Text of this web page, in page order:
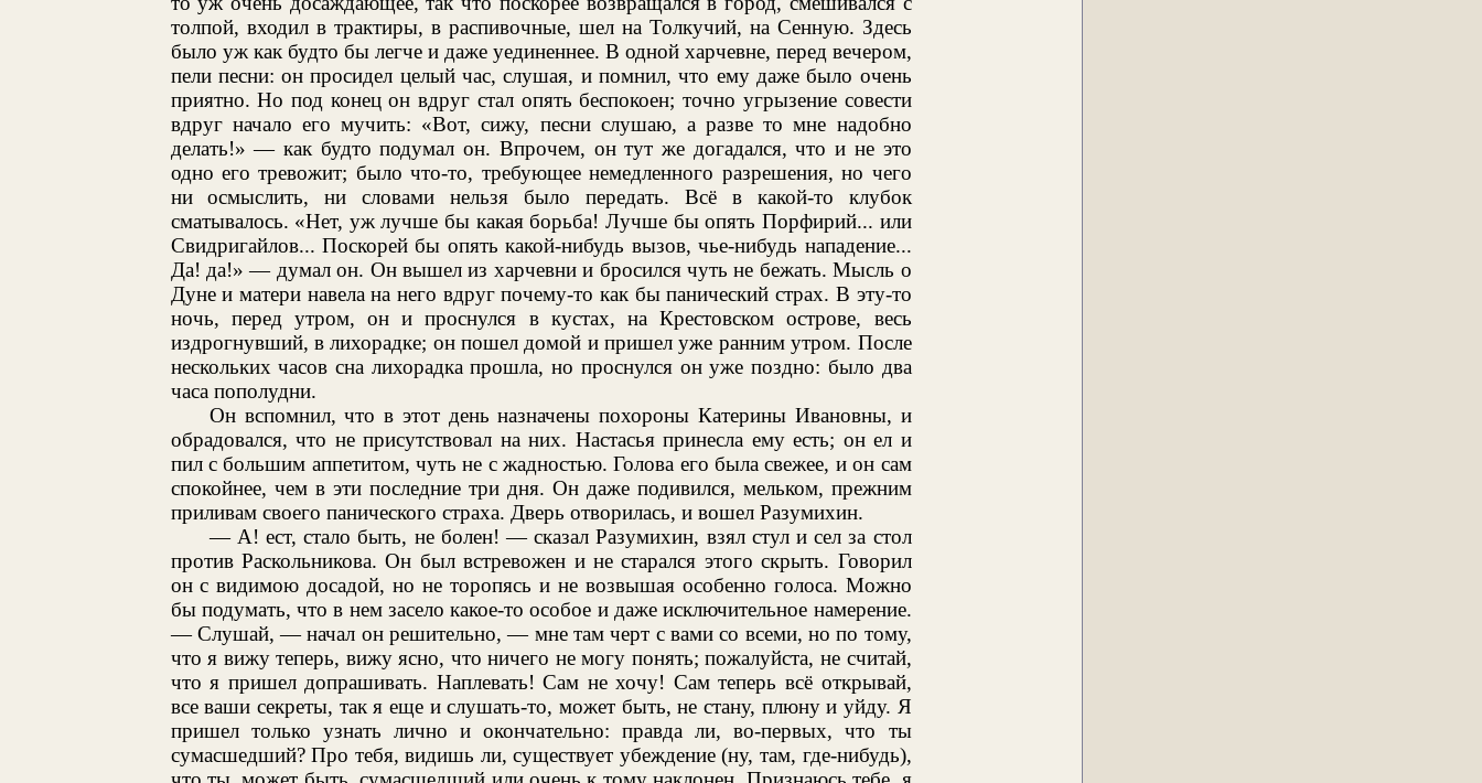
толпой, входил в трактиры, в распивочные, шел на Толкучий, на Сенную. Здесь
было уж как будто бы легче и даже уединеннее. В одной харчевне, перед вечером,
пели песни: он просидел целый час, слушая, и помнил, что ему даже было очень
приятно. Но под конец он вдруг стал опять беспокоен; точно угрызение совести
вдруг начало его мучить: «Вот, сижу, песни слушаю, а разве то мне надобно
делать!» — как будто подумал он. Впрочем, он тут же догадался, что и не это
одно его тревожит; было что-то, требующее немедленного разрешения, но чего
ни осмыслить, ни словами нельзя было передать. Всё в какой-то клубок
сматывалось. «Нет, уж лучше бы какая борьба! Лучше бы опять Порфирий... или
Свидригайлов... Поскорей бы опять какой-нибудь вызов, чье-нибудь нападение...
Да! да!» — думал он. Он вышел из харчевни и бросился чуть не бежать. Мысль о
Дуне и матери навела на него вдруг почему-то как бы панический страх. В эту-то
ночь, перед утром, он и проснулся в кустах, на Крестовском острове, весь
издрогнувший, в лихорадке; он пошел домой и пришел уже ранним утром. После
нескольких часов сна лихорадка прошла, но проснулся он уже поздно: было два
часа пополудни.
Он вспомнил, что в этот день назначены похороны Катерины Ивановны, и
обрадовался, что не присутствовал на них. Настасья принесла ему есть; он ел и
пил с большим аппетитом, чуть не с жадностью. Голова его была свежее, и он сам
спокойнее, чем в эти последние три дня. Он даже подивился, мельком, прежним
приливам своего панического страха. Дверь отворилась, и вошел Разумихин.
— А! ест, стало быть, не болен! — сказал Разумихин, взял стул и сел за стол
против Раскольникова. Он был встревожен и не старался этого скрыть. Говорил
он с видимою досадой, но не торопясь и не возвышая особенно голоса. Можно
бы подумать, что в нем засело какое-то особое и даже исключительное намерение.
— Слушай, — начал он решительно, — мне там черт с вами со всеми, но по тому,
что я вижу теперь, вижу ясно, что ничего не могу понять; пожалуйста, не считай,
что я пришел допрашивать. Наплевать! Сам не хочу! Сам теперь всё открывай,
все ваши секреты, так я еще и слушать-то, может быть, не стану, плюну и уйду. Я
пришел только узнать лично и окончательно: правда ли, во-первых, что ты
сумасшедший? Про тебя, видишь ли, существует убеждение (ну, там, где-нибудь),